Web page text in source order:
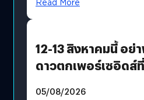
Read More
12-13 สิงหาคมนี้ อย่
ดาวตกเพอร์เซอิดส์
05/08/2026